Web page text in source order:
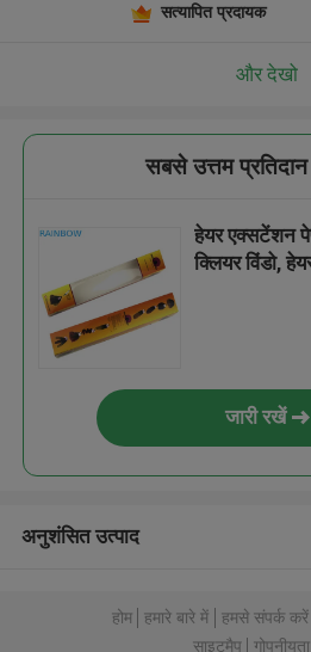
सत्यापित प्रदायक
और देखो
सबसे उत्तम प्रतिदान
हेयर एक्सटेंशन
क्लियर विंडो,
जारी रखें
अनुशंसित उत्पाद
होम हमारे बारे में हमसे संपर्क करें
साइटमैप